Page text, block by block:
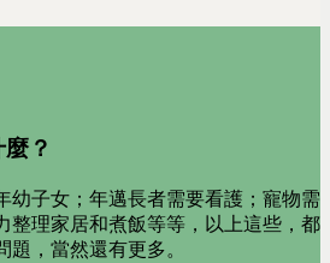
？
幼子女；年邁長者需要看護；寵物需
整理家居和煮飯等等，以上這些，都
，當然還有更多。